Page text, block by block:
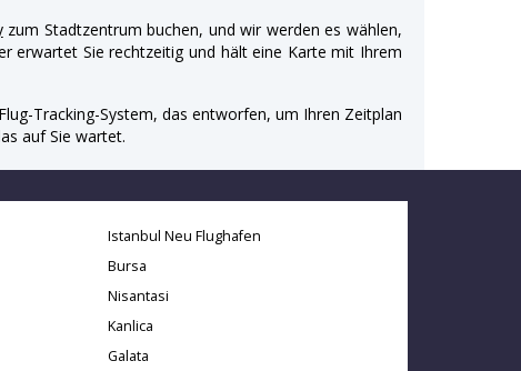
zum Stadtzentrum buchen, und wir werden es wählen,
erwartet Sie rechtzeitig und hält eine Karte mit Ihrem
Tracking-System, das entworfen, um Ihren Zeitplan
auf Sie wartet.
Istanbul Neu Flughafen
Bursa
Nisantasi
Kanlica
Galata